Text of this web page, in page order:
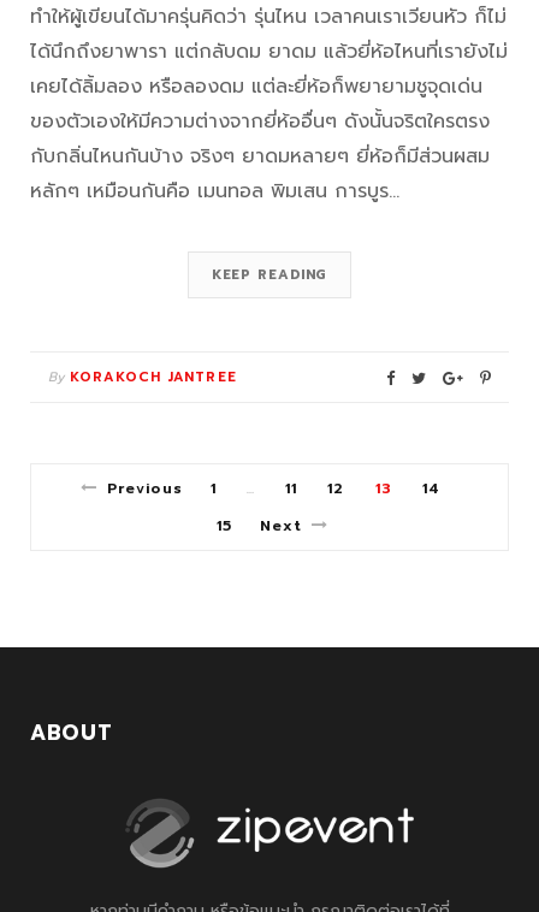
ทำให้ผู้เขียนได้มาครุ่นคิดว่า รุ่นไหน เวลาคนเราเวียนหัว ก็ไม่
ได้นึกถึงยาพารา แต่กลับดม ยาดม แล้วยี่ห้อไหนที่เรายังไม่
เคยได้ลิ้มลอง หรือลองดม แต่ละยี่ห้อก็พยายามชูจุดเด่น
ของตัวเองให้มีความต่างจากยี่ห้ออื่นๆ ดังนั้นจริตใครตรง
กับกลิ่นไหนกันบ้าง จริงๆ ยาดมหลายๆ ยี่ห้อก็มีส่วนผสม
หลักๆ เหมือนกันคือ เมนทอล พิมเสน การบูร…
KEEP READING
By KORAKOCH JANTREE
Previous 1 … 11 12 13
14
15
Next
ABOUT